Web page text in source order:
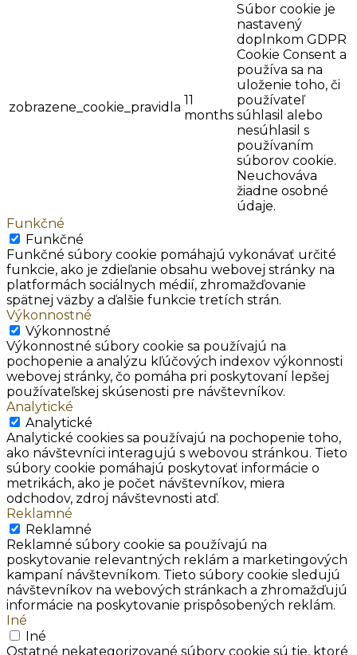
zobrazene_cookie_pravidla 11
months
Súbor cookie je
nastavený
doplnkom GDPR
Cookie Consent a
používa sa na
uloženie toho, či
používateľ
súhlasil alebo
nesúhlasil s
používaním
súborov cookie.
Neuchováva
žiadne osobné
údaje.
Funkčné
Funkčné
Funkčné súbory cookie pomáhajú vykonávať určité
funkcie, ako je zdieľanie obsahu webovej stránky na
platformách sociálnych médií, zhromažďovanie
spätnej väzby a ďalšie funkcie tretích strán.
Výkonnostné
Výkonnostné
Výkonnostné súbory cookie sa používajú na
pochopenie a analýzu kľúčových indexov výkonnosti
webovej stránky, čo pomáha pri poskytovaní lepšej
používateľskej skúsenosti pre návštevníkov.
Analytické
Analytické
Analytické cookies sa používajú na pochopenie toho,
ako návštevníci interagujú s webovou stránkou. Tieto
súbory cookie pomáhajú poskytovať informácie o
metrikách, ako je počet návštevníkov, miera
odchodov, zdroj návštevnosti atď.
Reklamné
Reklamné
Reklamné súbory cookie sa používajú na
poskytovanie relevantných reklám a marketingových
kampaní návštevníkom. Tieto súbory cookie sledujú
návštevníkov na webových stránkach a zhromažďujú
informácie na poskytovanie prispôsobených reklám.
Iné
Iné
Ostatné nekategorizované súbory cookie sú tie, ktoré